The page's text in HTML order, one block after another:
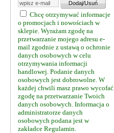
Chcę otrzymywać informacje
o promocjach i nowościach w
sklepie. Wyrażam zgodę na
przetwarzanie mojego adresu e-
mail zgodnie z ustawą o ochronie
danych osobowych w celu
otrzymywania informacji
handlowej. Podanie danych
osobowych jest dobrowolne. W
każdej chwili masz prawo wycofać
zgodę na przetwarzanie Twoich
danych osobowych. Informacja o
administratorze danych
osobowych podana jest w
zakładce Regulamin.